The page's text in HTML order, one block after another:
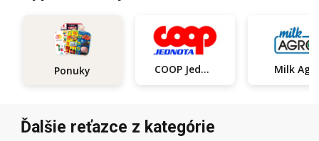
Ponuky COOP Jednota Milk
Ďalšie reťazce z kategórie